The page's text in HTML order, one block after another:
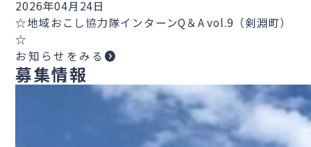
2026年04月24日
☆地域おこし協力隊インターンQ＆A vol.9（剣淵町）
☆
お知らせをみる
募集情報